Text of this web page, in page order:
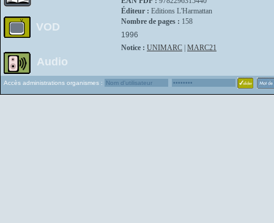
VOD
Audio
Éditeur : Editions L'Harmattan
Nombre de pages : 158
1996
Notice : UNIMARC MARC21
Accès administrations organismes :